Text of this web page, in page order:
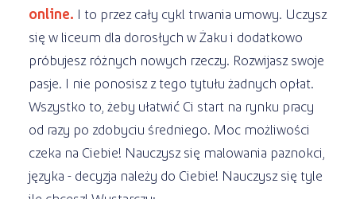
online. I to przez cały cykl trwania umowy. Uczysz
się w liceum dla dorosłych w Żaku i dodatkowo
próbujesz różnych nowych rzeczy. Rozwijasz swoje
pasje. I nie ponosisz z tego tytułu żadnych opłat.
Wszystko to, żeby ułatwić Ci start na rynku pracy
od razy po zdobyciu średniego. Moc możliwości
czeka na Ciebie! Nauczysz się malowania paznokci,
języka - decyzja należy do Ciebie! Nauczysz się tyle